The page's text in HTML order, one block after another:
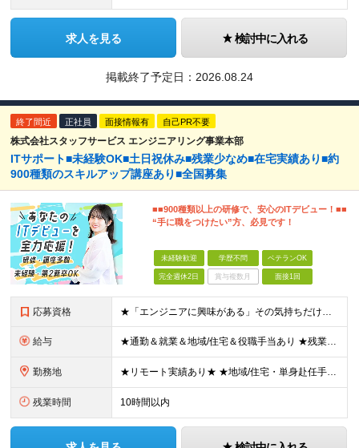
求人を見る 検討中に入れる
掲載終了予定日： 2026.08.24
終了間近 正社員 面接情報有 自己PR不要
株式会社スタッフサービス エンジニアリング事業本部
ITサポート■未経験OK■土日祝休み■残業少なめ■在宅実績あり■約
900種類のスキルアップ講座あり■全国募集
■■900種類以上の研修で、安心のITデビュー！■■
“手に職をつけたい”方、必見です！
未経験歓迎 学歴不問 ベテランOK
完全週休2日 賞与複数月 面接1回
応募資格 ★「エンジニアに興味がある」その気持ちだけでOK！ ■学歴不問 ■IT知識・実務経験は一切不問！未経験・第二新卒大歓迎 ★ITサポート・IT事務やエンジニアの経験をお持ちの方は優遇します！ 地方在住
給与 ★通勤＆就業＆地域/住宅＆役職手当あり ★残業代は全額支給 ★選べる給与制度あり！ ■東京・神奈川・千葉・埼玉勤務の場合 月給24.5万円～55万円＋諸手当 （残業代は全額支給） (20,000円の
勤務地 ★リモート実績あり★ ★地域/住宅・単身赴任手当などサポートも万全 ★転任費用や寮・社宅制度も完備しています ★勤務地については希望を考慮の上、決定します 『地元で働きたい』『新天地で挑戦したい』と
残業時間 10時間以内